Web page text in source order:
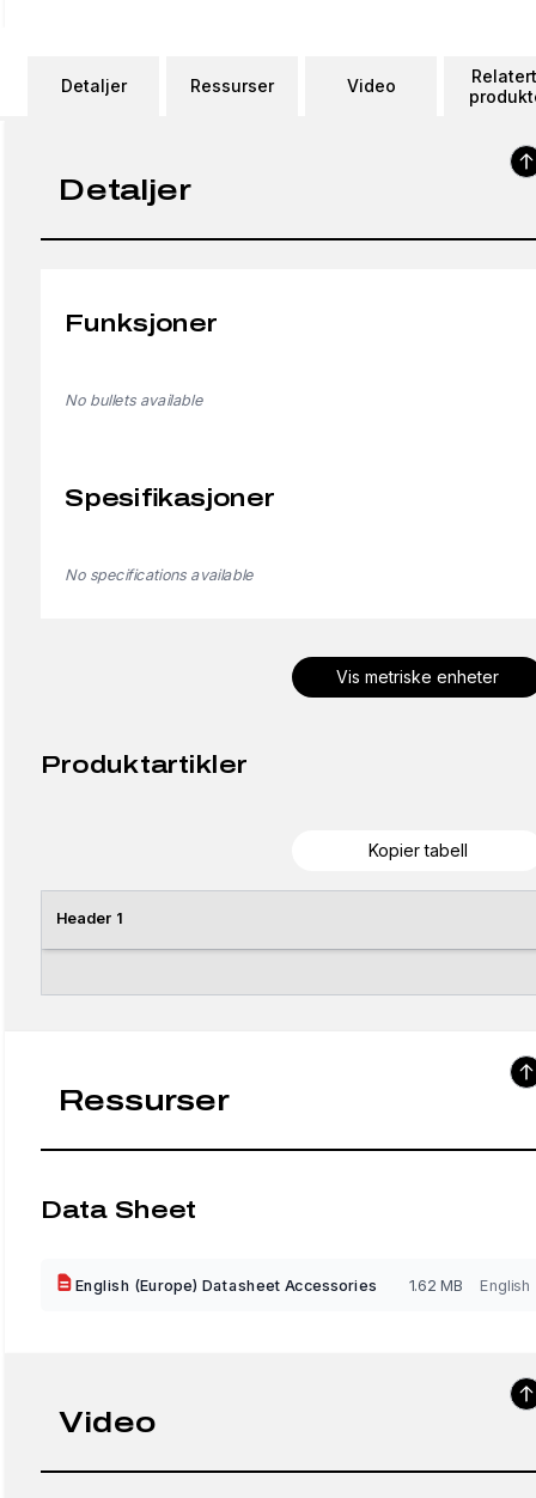
Detaljer Ressurser Video
Detaljer
Funksjoner
No bullets available
Spesifikasjoner
No specifications available
Vis metriske enheter
Produktartikler
Kopier tabell
Header 1
Ressurser
Data Sheet
English (Europe) Datasheet Accessories 1.62 MB English
Video